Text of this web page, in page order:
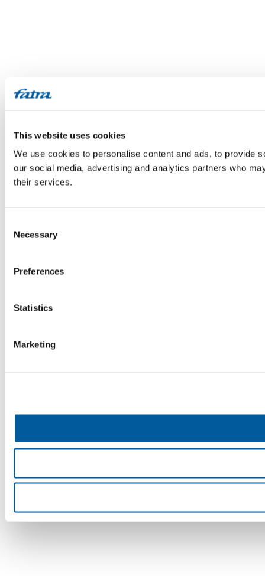
This website uses cookies
We use cookies to personalise content and ads, to provide
our social media, advertising and analytics partners who
their services.
Selection
Necessary
Preferences
Statistics
Marketing